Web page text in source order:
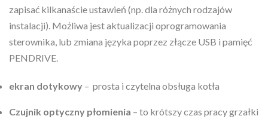
zapisać kilkanaście ustawień (np. dla różnych rodzajów
instalacji). Możliwa jest aktualizacji oprogramowania
sterownika, lub zmiana języka poprzez złącze USB i pamięć
PENDRIVE.
ekran dotykowy – prosta i czytelna obsługa kotła
Czujnik optyczny płomienia – to krótszy czas pracy grzałki